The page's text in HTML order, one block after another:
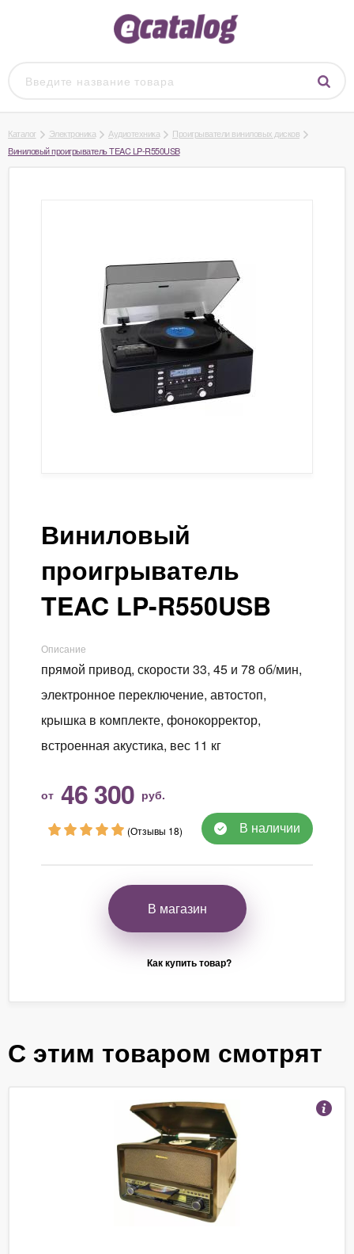
Каталог Электроника Аудиотехника
Проигрыватели виниловых дисков
Виниловый проигрыватель TEAC LP-R550USB
Виниловый
проигрыватель
TEAC LP-R550USB
Описание
прямой привод, скорости 33, 45 и 78 об/мин,
электронное переключение, автостоп,
крышка в комплекте, фонокорректор,
встроенная акустика, вес 11 кг
от 46 300 руб.
(Отзывы 18) В наличии
В магазин
Как купить товар?
С этим товаром смотрят